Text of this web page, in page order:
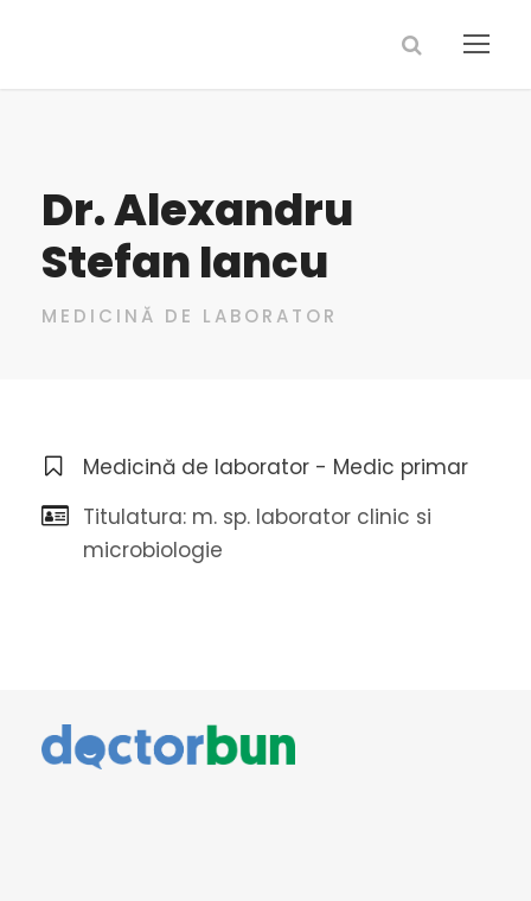
Dr. Alexandru
Stefan Iancu
MEDICINĂ DE LABORATOR
Medicină de laborator - Medic primar
Titulatura: m. sp. laborator clinic si
microbiologie